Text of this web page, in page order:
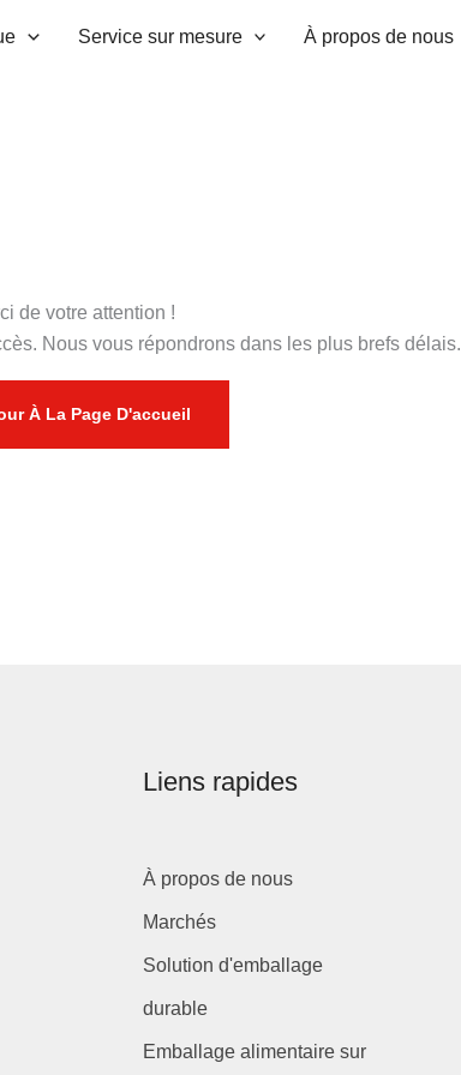
Service sur mesure À propos de nous
de votre attention !
Nous vous répondrons dans les plus brefs délais.
À La Page D'accueil
Liens rapides
À propos de nous
Marchés
Solution d'emballage
durable
Emballage alimentaire sur